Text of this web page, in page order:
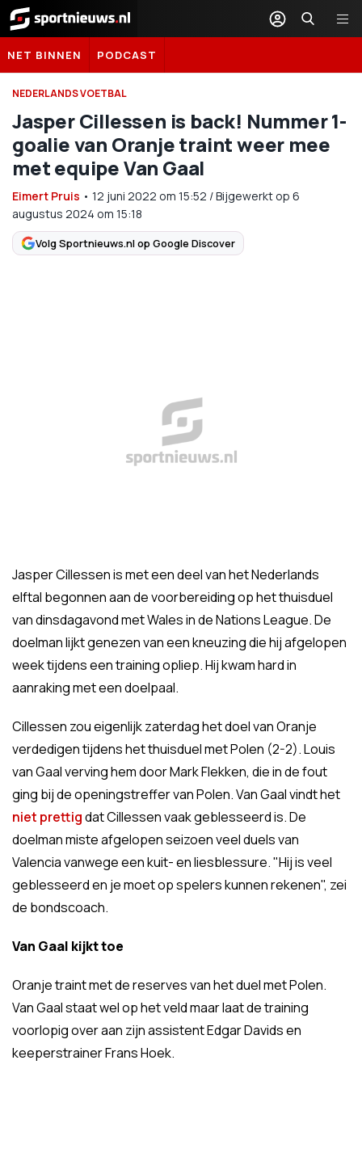
Sportnieuws.nl
NET BINNEN PODCAST
NEDERLANDS VOETBAL
Jasper Cillessen is back! Nummer 1-
goalie van Oranje traint weer mee
met equipe Van Gaal
Eimert Pruis • 12 juni 2022 om 15:52 /Bijgewerkt op 6
augustus 2024 om 15:18
Volg Sportnieuws.nl op Google Discover
Jasper Cillessen is met een deel van het Nederlands
elftal begonnen aan de voorbereiding op het thuisduel
van dinsdagavond met Wales in de Nations League. De
doelman lijkt genezen van een kneuzing die hij afgelopen
week tijdens een training opliep. Hij kwam hard in
aanraking met een doelpaal.
Cillessen zou eigenlijk zaterdag het doel van Oranje
verdedigen tijdens het thuisduel met Polen (2-2). Louis
van Gaal verving hem door Mark Flekken, die in de fout
ging bij de openingstreffer van Polen. Van Gaal vindt het
niet prettigdat Cillessen vaak geblesseerd is. De
doelman miste afgelopen seizoen veel duels van
Valencia vanwege een kuit- en liesblessure. "Hij is veel
geblesseerd en je moet op spelers kunnen rekenen", zei
de bondscoach.
Van Gaal kijkt toe
Oranje traint met de reserves van het duel met Polen.
Van Gaal staat wel op het veld maar laat de training
voorlopig over aan zijn assistent Edgar Davids en
keeperstrainer Frans Hoek.